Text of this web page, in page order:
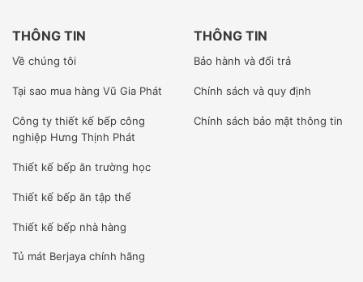
THÔNG TIN
Về chúng tôi
Tại sao mua hàng Vũ Gia Phát
Công ty thiết kế bếp công
nghiệp Hưng Thịnh Phát
Thiết kế bếp ăn trường học
Thiết kế bếp ăn tập thể
Thiết kế bếp nhà hàng
Tủ mát Berjaya chính hãng
THÔNG TIN
Bảo hành và đổi trả
Chính sách và quy định
Chính sách bảo mật thông tin